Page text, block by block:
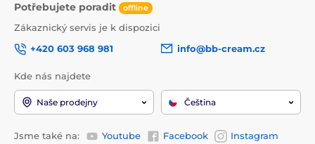
Potřebujete poradit offline
Zákaznický servis je k dispozici
+420 603 968 981
info@bb-cream.cz
Kde nás najdete
Naše prodejny Čeština
Jsme také na: Youtube Facebook
Instagram